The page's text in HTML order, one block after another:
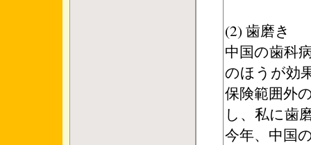
(2) 歯磨き
中国の歯科
のほうが効
保険範囲外
し、私に歯
今年、中国